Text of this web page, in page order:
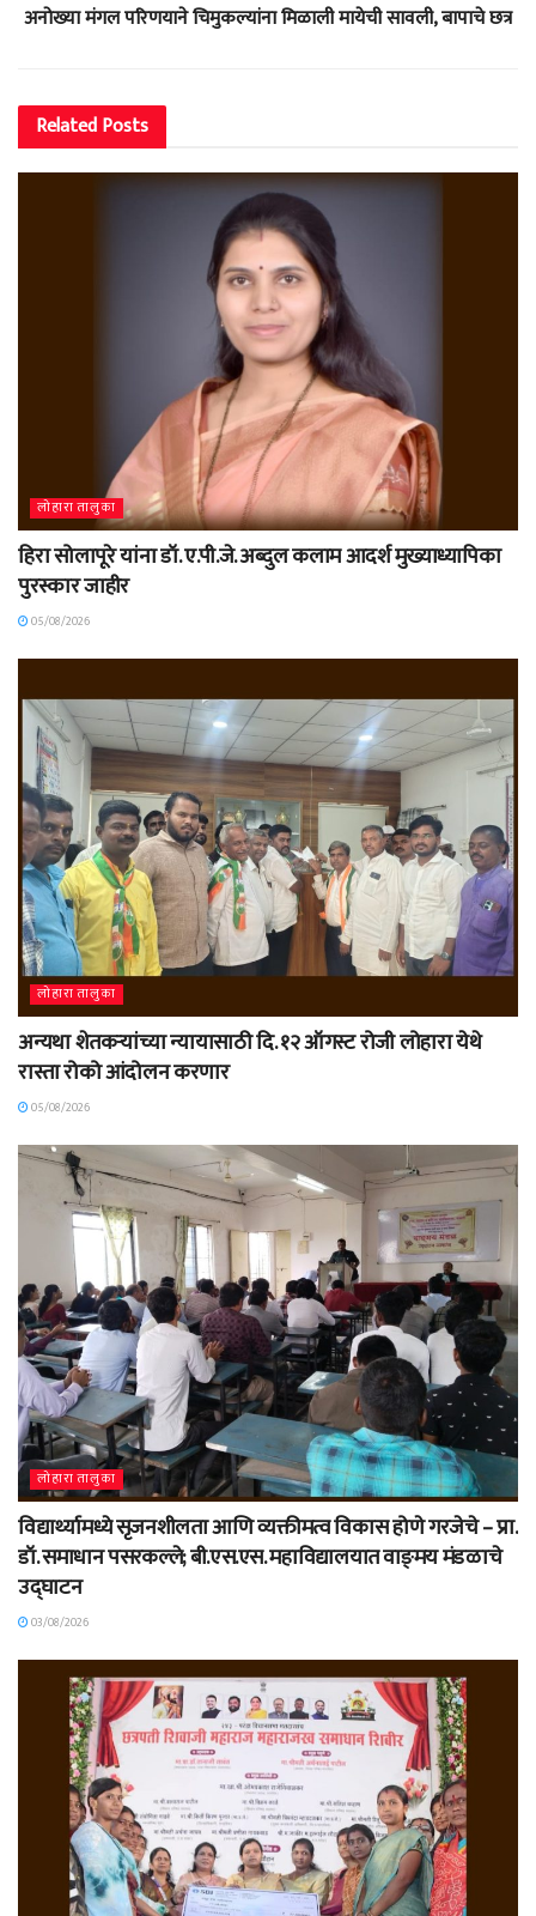
अनोख्या मंगल परिणयाने चिमुकल्यांना मिळाली मायेची सावली, बापाचे छत्र
RelatedPosts
लोहारा तालुका
हिरा सोलापूरे यांना डॉ. ए.पी.जे. अब्दुल कलाम आदर्श मुख्याध्यापिका
पुरस्कार जाहीर
05/08/2026
लोहारा तालुका
अन्यथा शेतकऱ्यांच्या न्यायासाठी दि. १२ ऑगस्ट रोजी लोहारा येथे
रास्ता रोको आंदोलन करणार
05/08/2026
लोहारा तालुका
विद्यार्थ्यामध्ये सृजनशीलता आणि व्यक्तीमत्व विकास होणे गरजेचे – प्रा.
डॉ. समाधान पसरकल्ले; बी.एस.एस. महाविद्यालयात वाङ्‌मय मंडळाचे
उद्घाटन
03/08/2026